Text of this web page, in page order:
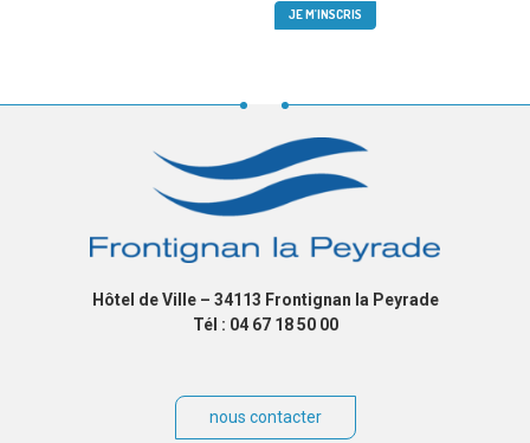
Hôtel de Ville – 34113 Frontignan la Peyrade
Tél : 04 67 18 50 00
nous contacter